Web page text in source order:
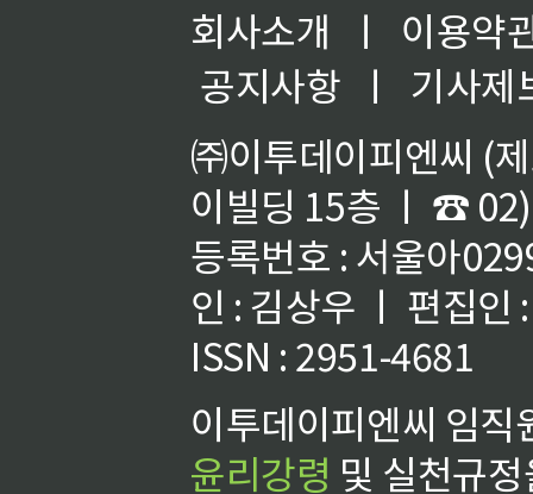
회사소개 ㅣ
이용약
공지사항
ㅣ
기사제
㈜이투데이피엔씨 (
이빌딩 15층 ㅣ ☎
등록번호 : 서울아
인 : 김상우 ㅣ 편집인
ISSN : 2951-4681
이투데이피엔씨 임
윤리강령 및 실천규